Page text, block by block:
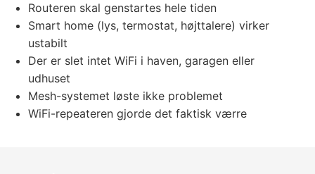
Routeren skal genstartes hele tiden
Smart home (lys, termostat, højttalere) virker
ustabilt
Der er slet intet WiFi i haven, garagen eller
udhuset
Mesh-systemet løste ikke problemet
WiFi-repeateren gjorde det faktisk værre